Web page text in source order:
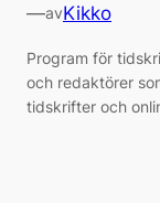
—avKikko
Program för
och redaktörer
tidskrifter och